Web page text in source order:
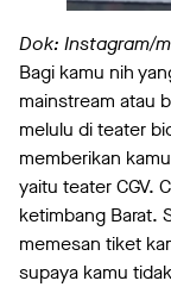
Dok: Instagram/
Bagi kamu nih
mainstream atau
melulu di teater
memberikan
yaitu teater CGV.
ketimbang Barat.
memesan tiket
supaya kamu